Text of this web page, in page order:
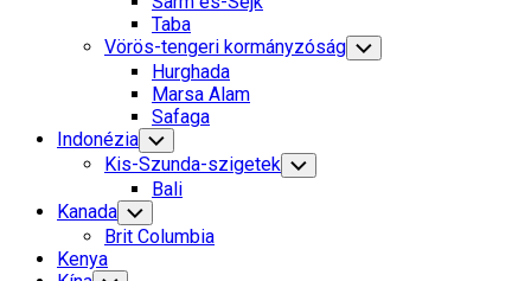
Taba
Vörös-tengeri kormányzóság Toggle
Child
Hurghada
Marsa Alam
Safaga
Indonézia Toggle
Child
Menu
Kis-Szunda-szigetek Toggle
Child
Bali
Kanada Toggle
Child
Menu
Brit Columbia
Kenya